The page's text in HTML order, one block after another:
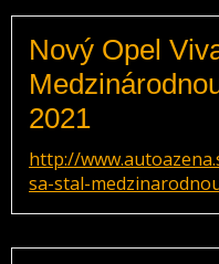
Nový Opel
2021
http://
sa-stal-